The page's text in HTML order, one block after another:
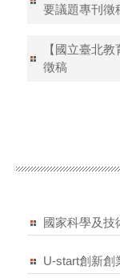
要議題專刊徵
【國立臺北
徵稿
國家科學及技
U-start創新創